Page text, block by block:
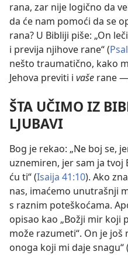
rana, zar nije logično da
da će nam pomoći da se
rana? U Bibliji piše: „On
i previja njihove rane“ (
nešto traumatično, kako
Jehova previti i vaše rane
ŠTA UČIMO IZ
LJUBAVI
Bog je rekao: „Ne boj se,
uznemiren, jer sam ja tvoj
ću ti“ (Isaija 41:10). Ako
nas, imaćemo unutrašnji
s raznim poteškoćama.
opisao kao „Božji mir koji
može razumeti“. On je još
onoga koji mi daje snagu“ (